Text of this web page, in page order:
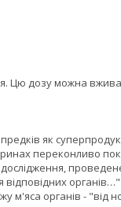
Цю дозу можна
як
переконливо
м'яса органів - "від